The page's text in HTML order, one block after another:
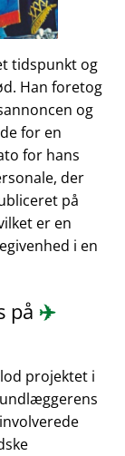
tidspunkt og
Han foretog
og
for en
for hans
der
på
er en
i en
på ✈️
projektet i